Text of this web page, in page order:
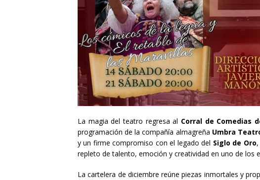
La magia del teatro regresa al Corral de Comedias
programación de la compañía almagreña Umbra
y un firme compromiso con el legado del Siglo de Oro
repleto de talento, emoción y creatividad en uno de los
La cartelera de diciembre reúne piezas inmortales y